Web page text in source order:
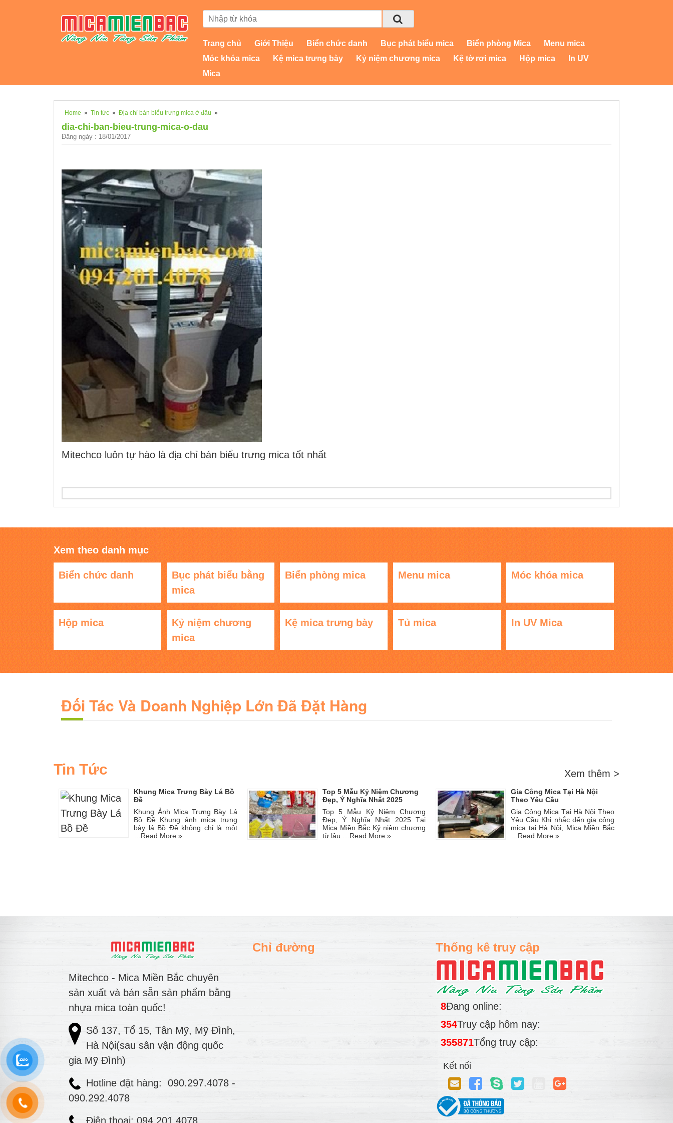
Trang chủ Giới Thiệu Biển chức danh Bục phát biểu mica Biển phòng Mica
Menu mica
Móc khóa mica
Kệ mica trưng bày Kỷ niệm chương mica Kệ tờ rơi mica Hộp mica
In UV
Mica
Home » Tin tức » Địa chỉ bán biểu trưng mica ở đâu »
dia-chi-ban-bieu-trung-mica-o-dau
Đăng ngày : 18/01/2017
Mitechco luôn tự hào là địa chỉ bán biểu trưng mica tốt nhất
Xem theo danh mục
Biển chức danh
Bục phát biểu bằng
mica
Biển phòng mica Menu mica Móc khóa mica
Hộp mica
Kỷ niệm chương
mica
Kệ mica trưng bày Tủ mica In UV Mica
Đối Tác Và Doanh Nghiệp Lớn Đã Đặt Hàng
Tin Tức Xem thêm >
Khung Mica Trưng Bày Lá Bồ
Đề
Khung Ảnh Mica Trưng Bày Lá
Bồ Đề Khung ảnh mica trưng
bày lá Bồ Đề không chỉ là một
Read More »
Top 5 Mẫu Kỷ Niệm Chương
Đẹp, Ý Nghĩa Nhất 2025
Top 5 Mẫu Kỷ Niệm Chương
Đẹp, Ý Nghĩa Nhất 2025 Tại
Mica Miền Bắc Kỷ niệm chương
từ lâu … Read More »
Gia Công Mica Tại Hà Nội
Theo Yêu Cầu
Gia Công Mica Tại Hà Nội Theo
Yêu Cầu Khi nhắc đến gia công
mica tại Hà Nội, Mica Miền Bắc
Read More »
Mitechco - Mica Miền Bắc chuyên
sản xuất và bán sẵn sản phẩm bằng
nhựa mica toàn quốc!
Số 137, Tổ 15, Tân Mỹ, Mỹ Đình,
Hà Nội(sau sân vận động quốc
gia Mỹ Đình)
Hotline đặt hàng: 090.297.4078 -
090.292.4078
Điện thoại: 094.201.4078
Chỉ đường Thống kê truy cập
8Đang online:
354Truy cập hôm nay:
355871Tổng truy cập:
Kết nối